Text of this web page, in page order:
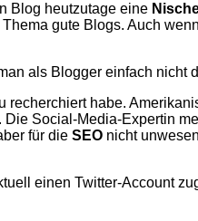
Blog heutzutage eine
gute Blogs. Auch
als Blogger einfach nicht
habe.
Social-Media-Expertin
für die SEO nicht
einen Twitter-Account